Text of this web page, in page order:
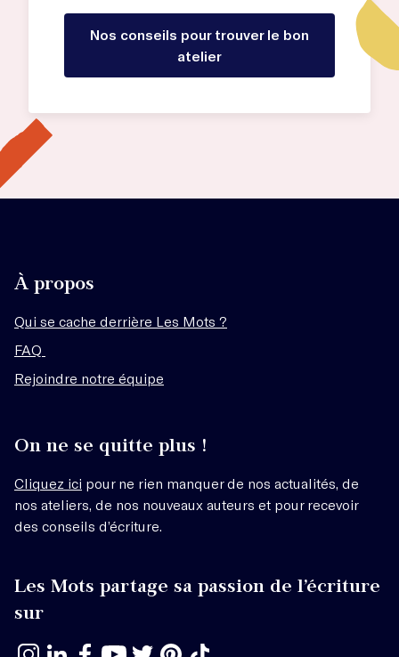
Nos conseils pour trouver le bon
atelier
À propos
Qui se cache derrière Les Mots ?
FAQ
Rejoindre notre équipe
On ne se quitte plus !
Cliquez ici pour ne rien manquer de nos actualités, de
nos ateliers, de nos nouveaux auteurs et pour recevoir
des conseils d’écriture.
Les Mots partage sa passion de l’écriture
sur